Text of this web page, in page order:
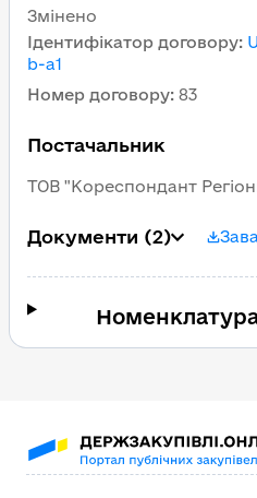
Ідентифікатор договору:
b-a1
Номер договору: 83
Постачальник
ТОВ "Кореспондант
Документи (2)
Змінено